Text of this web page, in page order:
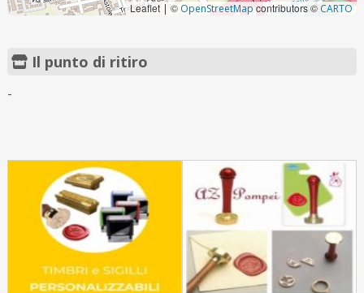
Leaflet | © OpenStreetMapcontributors ©CARTO
Il punto di ritiro
-